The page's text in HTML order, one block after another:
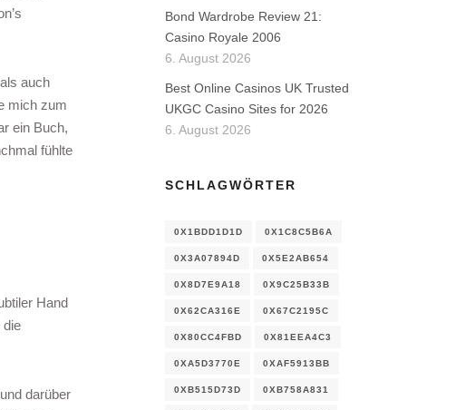
auch
mich zum
ein Buch,
fühlte
Hand
die
darüber
Bond Wardrobe Review 21:
Casino Royale 2006
6. August 2026
Best Online Casinos UK Trusted
UKGC Casino Sites for 2026
6. August 2026
SCHLAGWÖRTER
0X1BDD1D1D 0X1C8C5B6A
0X3A07894D 0X5E2AB654
0X8D7E9A18 0X9C25B33B
0X62CA316E 0X67C2195C
0X80CC4FBD 0X81EEA4C3
0XA5D3770E 0XAF5913BB
0XB515D73D 0XB758A831